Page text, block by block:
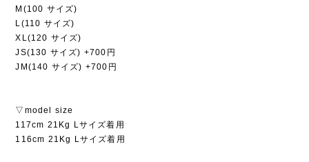
M(100 サイズ)
L(110 サイズ)
XL(120 サイズ)
JS(130 サイズ) +700円
JM(140 サイズ) +700円
▽model size
117cm 21Kg Lサイズ着用
116cm 21Kg Lサイズ着用